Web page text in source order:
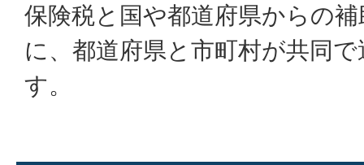
保険税と国や都道府県からの
に、都道府県と市町村が共同
す。